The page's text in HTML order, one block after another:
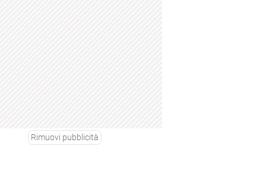
Rimuovi pubblicità